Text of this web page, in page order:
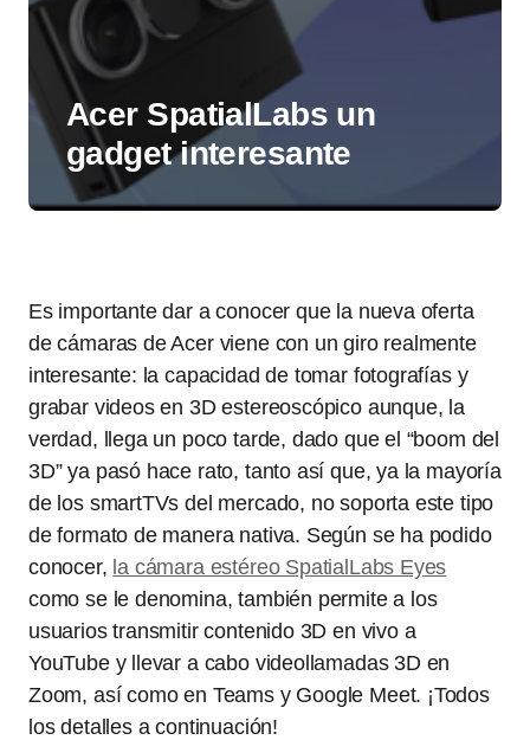
Acer SpatialLabs un
gadget interesante
Es importante dar a conocer que la nueva oferta
de cámaras de Acer viene con un giro realmente
interesante: la capacidad de tomar fotografías y
grabar videos en 3D estereoscópico aunque, la
verdad, llega un poco tarde, dado que el “boom del
3D” ya pasó hace rato, tanto así que, ya la mayoría
de los smartTVs del mercado, no soporta este tipo
de formato de manera nativa. Según se ha podido
conocer, la cámara estéreo SpatialLabs Eyes
como se le denomina, también permite a los
usuarios transmitir contenido 3D en vivo a
YouTube y llevar a cabo videollamadas 3D en
Zoom, así como en Teams y Google Meet. ¡Todos
los detalles a continuación!